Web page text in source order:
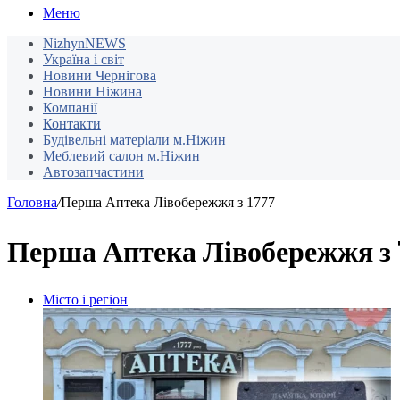
Меню
NizhynNEWS
Україна і світ
Новини Чернігова
Новини Ніжина
Компанії
Контакти
Будівельні матеріали м.Ніжин
Меблевий салон м.Ніжин
Автозапчастини
Головна/Перша Аптека Лівобережжя з 1777
Перша Аптека Лівобережжя з
Місто і регіон